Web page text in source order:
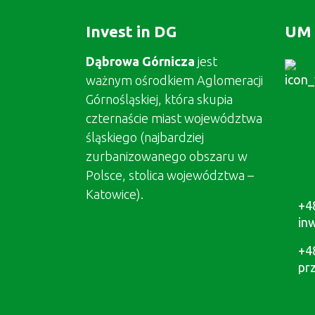
Invest in DG
Dąbrowa Górnicza jest
ważnym ośrodkiem Aglomeracji
Górnośląskiej, która skupia
czternaście miast województwa
śląskiego (najbardziej
zurbanizowanego obszaru w
Polsce, stolica województwa –
Katowice).